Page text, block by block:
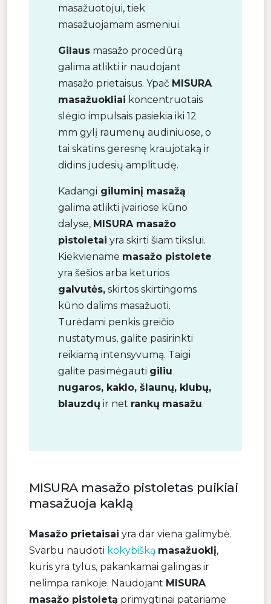
masažuotojui, tiek
masažuojamam asmeniui.
Gilaus masažo procedūrą
galima atlikti ir naudojant
masažo prietaisus. Ypač MISURA
masažuokliai koncentruotais
slėgio impulsais pasiekia iki 12
mm gylį raumenų audiniuose, o
tai skatins geresnę kraujotaką ir
didins judesių amplitudę.
Kadangi giluminį masažą
galima atlikti įvairiose kūno
dalyse, MISURA masažo
pistoletai yra skirti šiam tikslui.
Kiekviename masažo pistolete
yra šešios arba keturios
galvutės, skirtos skirtingoms
kūno dalims masažuoti.
Turėdami penkis greičio
nustatymus, galite pasirinkti
reikiamą intensyvumą. Taigi
galite pasimėgauti giliu
nugaros, kaklo, šlaunų, klubų,
blauzdų ir net rankų masažu.
MISURA masažo pistoletas puikiai
masažuoja kaklą
Masažo prietaisai yra dar viena galimybė.
Svarbu naudoti kokybišką masažuoklį,
kuris yra tylus, pakankamai galingas ir
nelimpa rankoje. Naudojant MISURA
masažo pistoletą primygtinai patariame